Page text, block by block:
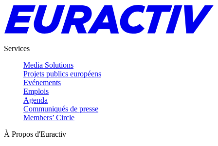
Services
Media Solutions
Projets publics européens
Evénements
Emplois
Agenda
Communiqués de presse
Members’ Circle
À Propos d'Euractiv